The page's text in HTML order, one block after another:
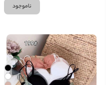
ناموجود